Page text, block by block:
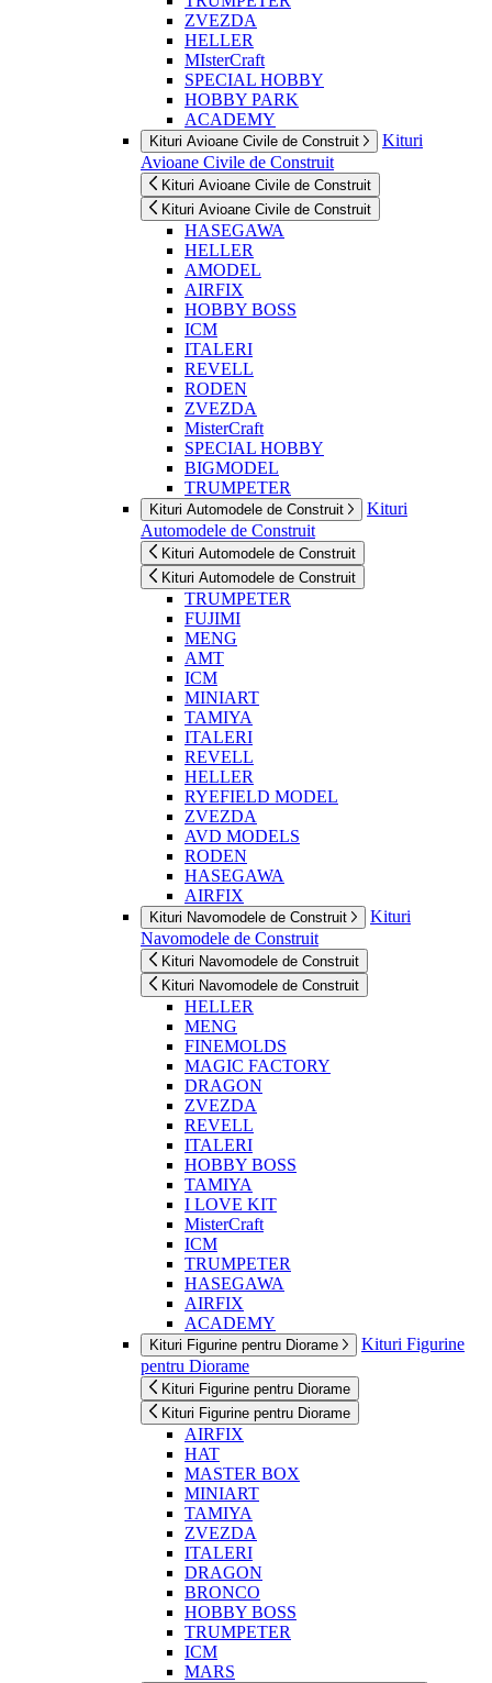
ZVEZDA
HELLER
MIsterCraft
SPECIAL HOBBY
HOBBY PARK
ACADEMY
Kituri Avioane Civile de Construit
Kituri
Avioane Civile de Construit
Kituri Avioane Civile de Construit
Kituri Avioane Civile de Construit
HASEGAWA
HELLER
AMODEL
AIRFIX
HOBBY BOSS
ICM
ITALERI
REVELL
RODEN
ZVEZDA
MisterCraft
SPECIAL HOBBY
BIGMODEL
TRUMPETER
Kituri Automodele de Construit
Kituri
Automodele de Construit
Kituri Automodele de Construit
Kituri Automodele de Construit
TRUMPETER
FUJIMI
MENG
AMT
ICM
MINIART
TAMIYA
ITALERI
REVELL
HELLER
RYEFIELD MODEL
ZVEZDA
AVD MODELS
RODEN
HASEGAWA
AIRFIX
Kituri Navomodele de Construit
Kituri
Navomodele de Construit
Kituri Navomodele de Construit
Kituri Navomodele de Construit
HELLER
MENG
FINEMOLDS
MAGIC FACTORY
DRAGON
ZVEZDA
REVELL
ITALERI
HOBBY BOSS
TAMIYA
I LOVE KIT
MisterCraft
ICM
TRUMPETER
HASEGAWA
AIRFIX
ACADEMY
Kituri Figurine pentru Diorame
Kituri Figurine
pentru Diorame
Kituri Figurine pentru Diorame
Kituri Figurine pentru Diorame
AIRFIX
HAT
MASTER BOX
MINIART
TAMIYA
ZVEZDA
ITALERI
DRAGON
BRONCO
HOBBY BOSS
TRUMPETER
ICM
MARS